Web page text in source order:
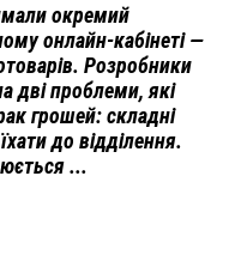
окремий
онлайн-кабінеті —
Розробники
дві проблеми, які
грошей: складні
до відділення.
...